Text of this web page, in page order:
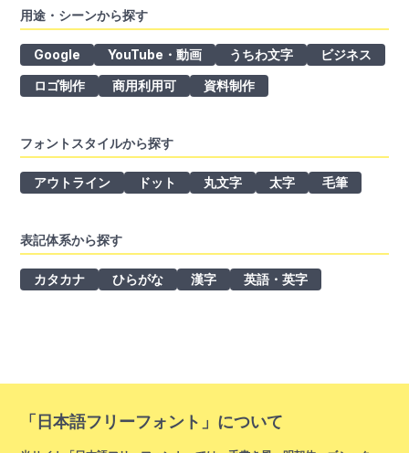
用途・シーンから探す
Google YouTube・動画 うちわ文字
ビジネス
ロゴ制作
商用利用可 資料制作
フォントスタイルから探す
アウトライン ドット 丸文字 太字 毛筆
表記体系から探す
カタカナ ひらがな 漢字 英語・英字
「日本語フリーフォント」について